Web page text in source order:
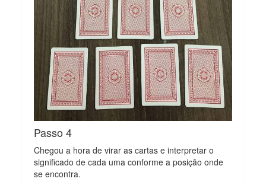
Passo 4
Chegou a hora de virar as cartas e interpretar o
significado de cada uma conforme a posição onde
se encontra.